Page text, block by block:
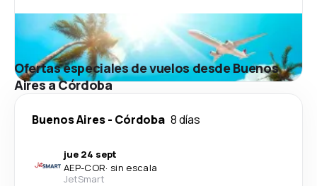
Ofertas especiales de vuelos desde Buenos
Aires a Córdoba
Buenos Aires- Córdoba 8 días
jue 24 sept
AEP-COR· sin escala
JetSmart